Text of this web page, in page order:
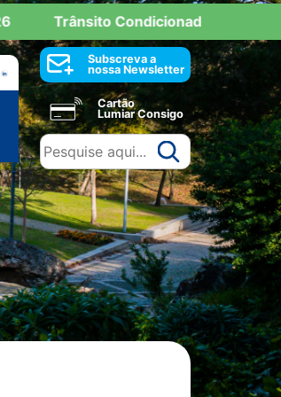
Trânsito Condicionado: Reserva
Subscreva a
nossa Newsletter
Cartão
Lumiar Consigo